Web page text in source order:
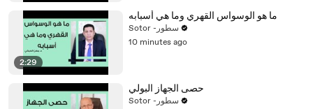
2:29
ما هو الوسواس القهري وما هي أسبابه
Sotor -سطور
10 minutes ago
حصى الجهاز البولي
Sotor -سطور